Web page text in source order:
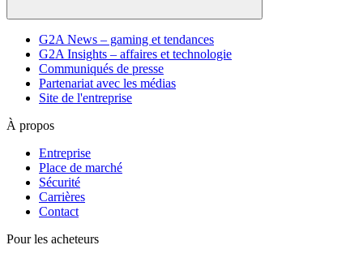
G2A News – gaming et tendances
G2A Insights – affaires et technologie
Communiqués de presse
Partenariat avec les médias
Site de l'entreprise
À propos
Entreprise
Place de marché
Sécurité
Carrières
Contact
Pour les acheteurs